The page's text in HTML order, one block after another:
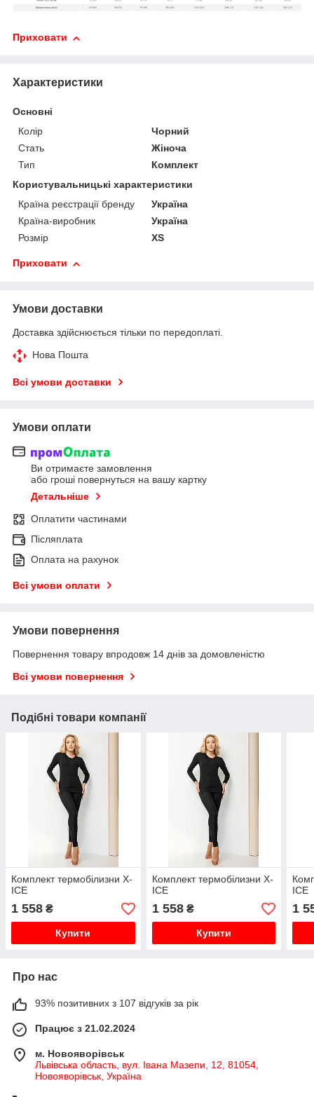
Приховати
Характеристики
Основні
Колір
Чорний
Стать
Жіноча
Тип
Комплект
Користувальницькі характеристики
Країна реєстрації бренду
Україна
Країна-виробник
Україна
Розмір
XS
Приховати
Умови доставки
Доставка здійснюється тільки по передоплаті.
Нова Пошта
Всі умови доставки
Умови оплати
Ви отримаєте замовлення
або гроші повернуться на вашу картку
Детальніше
Оплатити частинами
Післяплата
Оплата на рахунок
Всі умови оплати
Умови повернення
Повернення товару впродовж 14 днів за домовленістю
Всі умови повернення
Подібні товари компанії
Комплект термобілизни X-
ICE
1 558 ₴
Купити
Комплект термобілизни X-
ICE
1 558₴
Купити
ICE
1
Про нас
93% позитивних з 107 відгуків за рік
Працює з 21.02.2024
м. Новояворівськ
Львівська область, вул. Івана Мазепи, 12, 81054,
Новояворівськ, Україна